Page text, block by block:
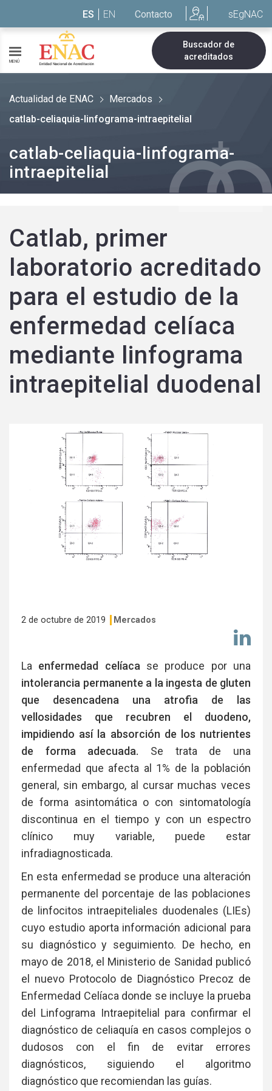
ES EN Contacto sEgNAC
MENÚ
Buscador de
acreditados
Actualidad de ENAC
Mercados
catlab-celiaquia-linfograma-intraepitelial
catlab-celiaquia-linfograma-
intraepitelial
Catlab, primer
laboratorio acreditado
para el estudio de la
enfermedad celíaca
mediante linfograma
intraepitelial duodenal
2 de octubre de 2019 Mercados
en
La enfermedad celíaca se produce por una
intolerancia permanente a la ingesta de gluten
que desencadena una atrofia de las
vellosidades que recubren el duodeno,
impidiendo así la absorción de los nutrientes
de forma adecuada. Se trata de una
enfermedad que afecta al 1% de la población
general, sin embargo, al cursar muchas veces
de forma asintomática o con sintomatología
discontinua en el tiempo y con un espectro
clínico muy variable, puede estar
infradiagnosticada.
En esta enfermedad se produce una alteración
permanente del porcentaje de las poblaciones
de linfocitos intraepiteliales duodenales (LIEs)
cuyo estudio aporta información adicional para
su diagnóstico y seguimiento. De hecho, en
mayo de 2018, el Ministerio de Sanidad publicó
el nuevo Protocolo de Diagnóstico Precoz de
Enfermedad Celíaca donde se incluye la prueba
del Linfograma Intraepitelial para confirmar el
diagnóstico de celiaquía en casos complejos o
dudosos con el fin de evitar errores
diagnósticos, siguiendo el algoritmo
diagnóstico que recomiendan las guías.